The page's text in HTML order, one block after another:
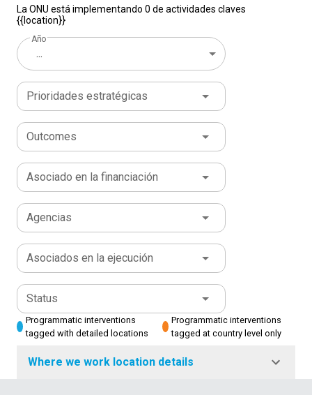
La ONU está implementando 0 de actividades claves
{{location}}
Año
...
Prioridades estratégicas
Outcomes
Asociado en la financiación
Agencias
Asociados en la ejecución
Status
Programmatic interventions
tagged with detailed locations
Programmatic interventions
tagged at country level only
Where we work location details